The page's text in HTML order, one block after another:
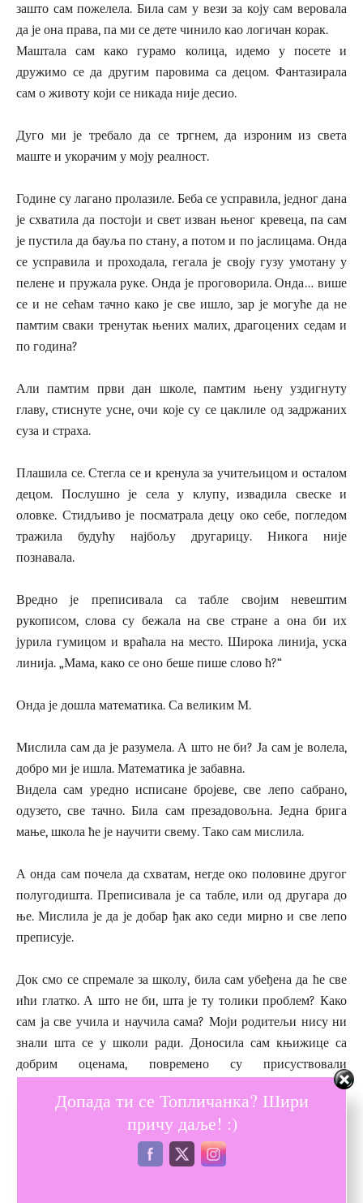
зашто сам пожелела. Била сам у вези за коју сам веровала
да је она права, па ми се дете чинило као логичан корак.
Маштала сам како гурамо колица, идемо у посете и
дружимо се да другим паровима са децом. Фантазирала
сам о животу који се никада није десио.
Дуго ми је требало да се тргнем, да изроним из света
маште и укорачим у моју реалност.
Године су лагано пролазиле. Беба се усправила, једног дана
је схватила да постоји и свет изван њеног кревеца, па сам
је пустила да бауља по стану, а потом и по јаслицама. Онда
се усправила и проходала, гегала је своју гузу умотану у
пелене и пружала руке. Онда је проговорила. Онда… више
се и не сећам тачно како је све ишло, зар је могуће да не
памтим сваки тренутак њених малих, драгоцених седам и
по година?
Али памтим први дан школе, памтим њену уздигнуту
главу, стиснуте усне, очи које су се цаклиле од задржаних
суза и страха.
Плашила се. Стегла се и кренула за учитељицом и осталом
децом. Послушно је села у клупу, извадила свеске и
оловке. Стидљиво је посматрала децу око себе, погледом
тражила будућу најбољу другарицу. Никога није
познавала.
Вредно је преписивала са табле својим невештим
рукописом, слова су бежала на све стране а она би их
јурила гумицом и враћала на место. Широка линија, уска
линија. „Мама, како се оно беше пише слово ћ?“
Онда је дошла математика. Са великим М.
Мислила сам да је разумела. А што не би? Ја сам је волела,
добро ми је ишла. Математика је забавна.
Видела сам уредно исписане бројеве, све лепо сабрано,
одузето, све тачно. Била сам презадовољна. Једна брига
мање, школа ће је научити свему. Тако сам мислила.
А онда сам почела да схватам, негде око половине другог
полугодишта. Преписивала је са табле, или од другара до
ње. Мислила је да је добар ђак ако седи мирно и све лепо
преписује.
Док смо се спремале за школу, била сам убеђена да ће све
ићи глатко. А што не би, шта је ту толики проблем? Како
сам ја све учила и научила сама? Моји родитељи нису ни
знали шта се у школи ради. Доносила сам књижице са
добрим оценама, повремено су присуствовали
родитељским састанцима, и то би било то. Кажу, била су
то другачија времена, свет се много променио.
И тако сам ја опет имала нека
Допада ти се Топличанка? Шири
причу даље! :)